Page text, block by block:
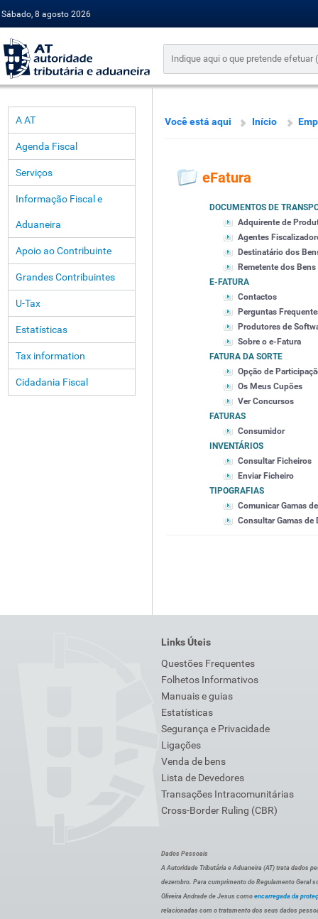
Sábado, 8 agosto 2026
A AT
Agenda Fiscal
Serviços
Informação Fiscal e
Aduaneira
Apoio ao Contribuinte
Grandes Contribuintes
U-Tax
Estatísticas
Tax information
Cidadania Fiscal
Você está aqui Início
eFatura
DOCUMENTOS DE
Adquirente de
Agentes
Destinatário dos
Remetente dos Bens
E-FATURA
Contactos
Perguntas
Produtores de
Sobre o e-Fatura
FATURA DA SORTE
Opção de
Os Meus Cupões
Ver Concursos
FATURAS
Consumidor
INVENTÁRIOS
Consultar Ficheiros
Enviar Ficheiro
TIPOGRAFIAS
Comunicar Gamas
Consultar Gamas de
Links Úteis
Questões Frequentes
Folhetos Informativos
Manuais e guias
Estatísticas
Segurança e Privacidade
Ligações
Venda de bens
Lista de Devedores
Transações Intracomunitárias
Cross-Border Ruling (CBR)
Dados Pessoais
A Autoridade Tributária e Aduaneira (AT) trata dados
dezembro. Para cumprimento do Regulamento Geral
Oliveira Andrade de Jesus como encarregada da
relacionadas com o tratamento dos seus dados